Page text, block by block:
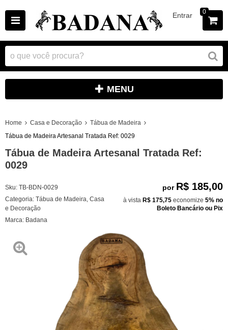
Entrar 0
MENU
Home Casa e Decoração
Tábua de Madeira
Tábua de Madeira Artesanal Tratada Ref: 0029
Tábua de Madeira Artesanal Tratada Ref:
0029
Sku: TB-BDN-0029
Categoria: Tábua de Madeira Casa
e Decoração
Marca: Badana
por R$ 185,00
à vista R$ 175,75 economize 5% no
Boleto Bancário ou Pix